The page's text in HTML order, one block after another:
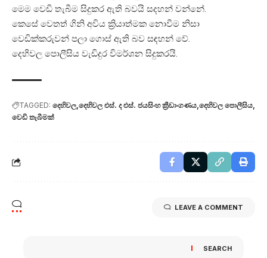
මෙම වෙඩි තැබීම සිදුකර ඇති බවයි සදහන් වන්නේ.
කෙසේ වෙතත් ගිනි අවිය ක්‍රියාත්මක නොවීම නිසා
වෙඩික්කරුවන් පලා ගොස් ඇති බව සඳහන් වේ.
දෙහිවල පොලීසිය වැඩිදුර විමර්ශන සිදුකරයි.
TAGGED: දෙහිවල දෙහිවල එස්. ද එස්. ජයසිංහ ක්‍රීඩාංගණය දෙහිවල පොලීසිය
වෙඩි තැබීමක්
LEAVE A COMMENT
SEARCH